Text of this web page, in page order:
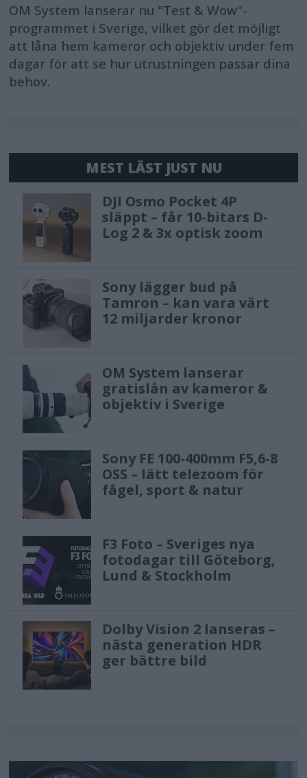
OM System lanserar nu "Test & Wow"-
programmet i Sverige, vilket gör det möjligt
att låna hem kameror och objektiv under fem
dagar för att se hur utrustningen passar dina
behov.
MEST LÄST JUST NU
DJI Osmo Pocket 4P
släppt – får 10-bitars D-
Log 2 & 3x optisk zoom
Sony lägger bud på
Tamron – kan vara värt
12 miljarder kronor
OM System lanserar
gratislån av kameror &
objektiv i Sverige
Sony FE 100-400mm F5,6-8
OSS – lätt telezoom för
fågel, sport & natur
F3 Foto – Sveriges nya
fotodagar till Göteborg,
Lund & Stockholm
Dolby Vision 2 lanseras –
nästa generation HDR
ger bättre bild